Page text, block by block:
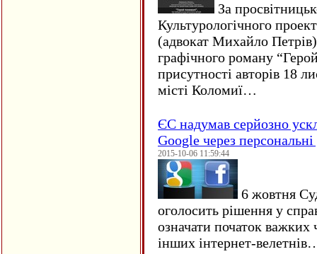
За
Культурологічного
(адвокат Михайло
графічного роману
присутності авторів 18
місті Коломиї…
ЄC надумав серйозно
Google через персональні
2015-10-06 11:59:44
6 жовтня
оголосить рішення у
означати початок важких
інших інтернет-